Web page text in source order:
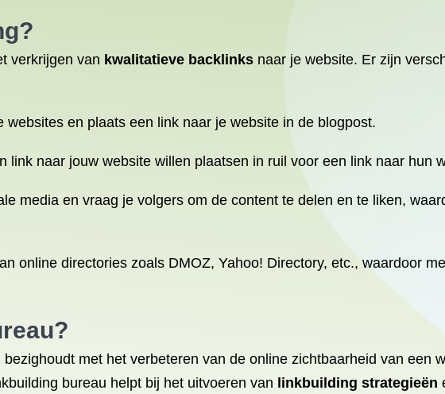
verkrijgen van kwalitatieve backlinks naar je website. Er zijn
en plaats een link naar je website in de blogpost.
link naar jouw website willen plaatsen in ruil voor een link naar hun
media en vraag je volgers om de content te delen en te liken,
online directories zoals DMOZ, Yahoo! Directory, etc., waardoor
met het verbeteren van de online zichtbaarheid van een
bureau helpt bij het uitvoeren van linkbuilding strategieën